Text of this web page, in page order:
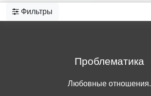
Фильтры
Проблематика
Любовные отношения.